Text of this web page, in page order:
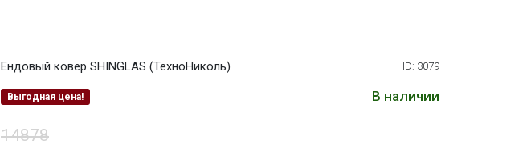
Ендовый ковер SHINGLAS (ТехноНиколь) ID: 3079
Выгодная цена! В наличии
14878